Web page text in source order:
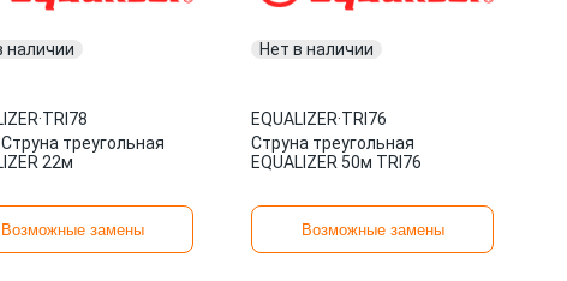
наличии
·TRI78
треугольная
22м
Возможные замены
Нет в наличии
EQUALIZER·TRI76
Струна треугольная
EQUALIZER 50м TRI76
Возможные замены